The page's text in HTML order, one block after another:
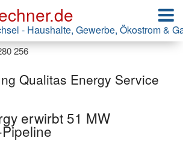
- Haushalte, Gewerbe, Ökostrom &
Qualitas Energy Service
erwirbt 51 MW